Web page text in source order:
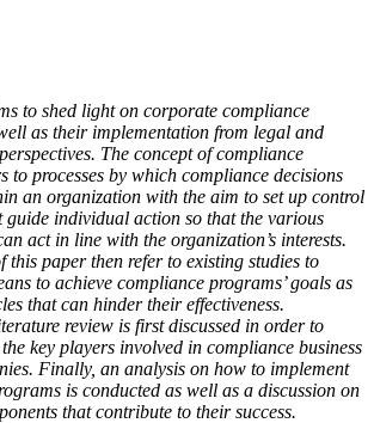
to shed light on corporate compliance
as their implementation from legal and
The concept of compliance
to processes by which compliance decisions
an organization with the aim to set up control
guide individual action so that the various
act in line with the organization’s interests.
this paper then refer to existing studies to
to achieve compliance programs’ goals as
that can hinder their effectiveness.
review is first discussed in order to
key players involved in compliance business
Finally, an analysis on how to implement
is conducted as well as a discussion on
that contribute to their success.